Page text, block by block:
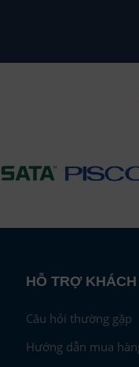
Ngoài 12 mm,
0~60℃
HỖ TRỢ
Câu hỏi thường gặp
Hướng dẫn mua